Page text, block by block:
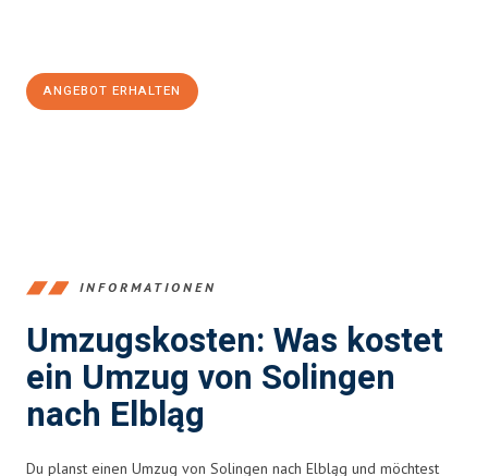
ANGEBOT ERHALTEN
INFORMATIONEN
Umzugskosten: Was kostet
ein Umzug von Solingen
nach Elbląg
Du planst einen Umzug von Solingen nach Elbląg und möchtest